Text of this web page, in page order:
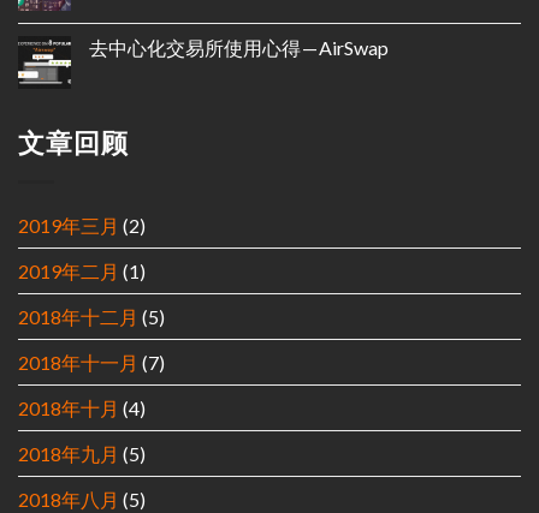
去中心化交易所使用心得 — AirSwap
文章回顾
2019年三月 (2)
2019年二月 (1)
2018年十二月 (5)
2018年十一月 (7)
2018年十月 (4)
2018年九月 (5)
2018年八月 (5)